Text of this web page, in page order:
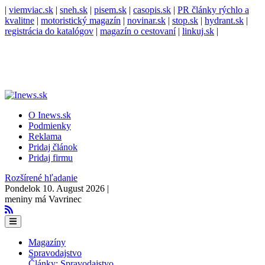
| viemviac.sk | sneh.sk | pisem.sk | casopis.sk | PR články rýchlo a
kvalitne | motoristický magazín | novinar.sk | stop.sk | hydrant.sk |
registrácia do katalógov | magazín o cestovaní| linkuj.sk |
O Inews.sk
Podmienky
Reklama
Pridaj článok
Pridaj firmu
Rozšírené hľadanie
Pondelok 10. August 2026 |
meniny má Vavrinec
Magazíny
Spravodajstvo